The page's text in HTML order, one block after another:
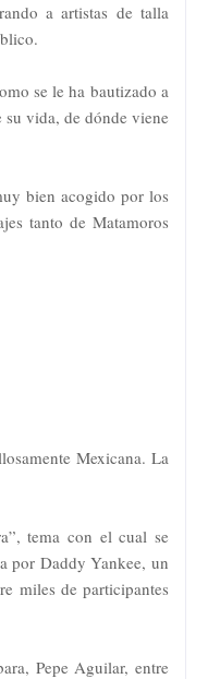
a artistas de talla
se le ha bautizado a
su vida, de dónde viene
bien acogido por los
tanto de Matamoros
Mexicana. La
tema con el cual se
por Daddy Yankee, un
miles de participantes
Pepe Aguilar, entre